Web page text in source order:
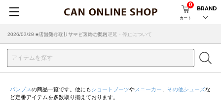
カート
0
BRAND
2026/07/29 ■【お知らせ】ヤマト運輸の配送遅延・停止について
2026/03/18 ■店舗受け取りサービスのご案内
パンプスの商品一覧です。他にもショートブーツやスニーカー その他シューズな
ど定番アイテムを多数取り揃えております。